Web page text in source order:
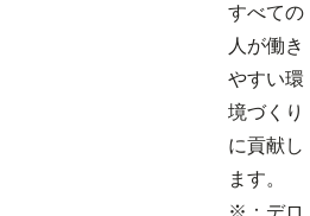
すべての
人が働き
やすい環
境づくり
に貢献し
ます。
※：デロ